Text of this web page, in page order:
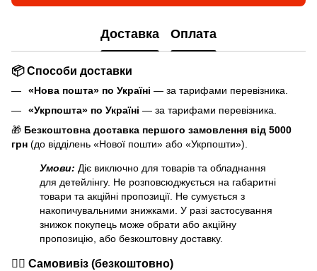
Доставка Оплата
📦 Способи доставки
«Нова пошта» по Україні — за тарифами перевізника.
«Укрпошта» по Україні — за тарифами перевізника.
🎁 Безкоштовна доставка першого замовлення від 5000
грн (до відділень «Нової пошти» або «Укрпошти»).
Умови: Діє виключно для товарів та обладнання
для детейлінгу. Не розповсюджується на габаритні
товари та акційні пропозиції. Не сумується з
накопичувальними знижками. У разі застосування
знижок покупець може обрати або акційну
пропозицію, або безкоштовну доставку.
🏃‍♂️ Самовивіз (безкоштовно)